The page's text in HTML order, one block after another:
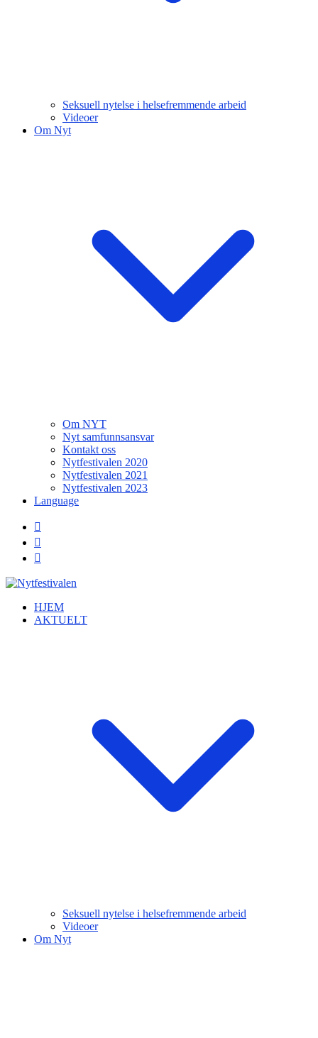
Seksuell nytelse i helsefremmende arbeid
Videoer
Om Nyt
Om NYT
Nyt samfunnsansvar
Kontakt oss
Nytfestivalen 2020
Nytfestivalen 2021
Nytfestivalen 2023
Language
HJEM
AKTUELT
Seksuell nytelse i helsefremmende arbeid
Videoer
Om Nyt